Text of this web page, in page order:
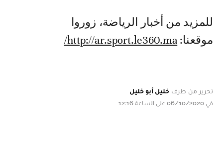
للمزيد من أخبار الرياضة، زوروا
موقعنا: http://ar.sport.le360.ma/
تحرير من طرف خليل أبو خليل
في 06/10/2020 على الساعة 12:16